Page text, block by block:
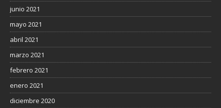
junio 2021
mayo 2021
abril 2021
marzo 2021
febrero 2021
enero 2021
diciembre 2020